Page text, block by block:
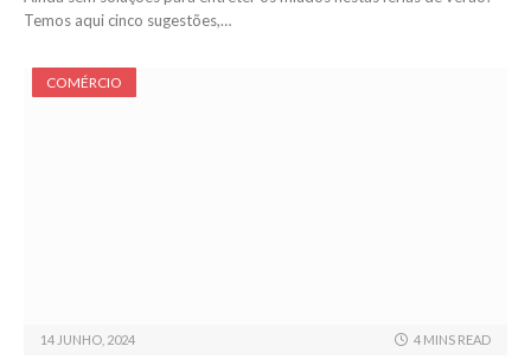
Temos aqui cinco sugestões,…
COMÉRCIO
14 JUNHO, 2024 4 MINS READ